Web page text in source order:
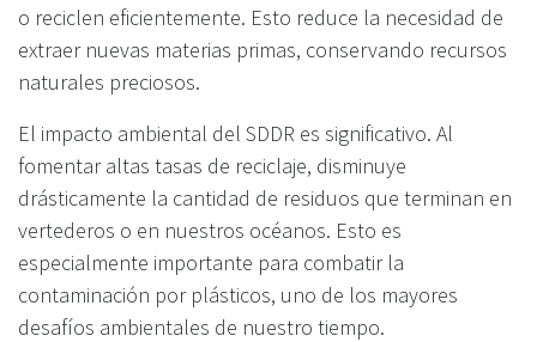
o reciclen eficientemente. Esto reduce la necesidad de
extraer nuevas materias primas, conservando recursos
naturales preciosos.
El impacto ambiental del SDDR es significativo. Al
fomentar altas tasas de reciclaje, disminuye
drásticamente la cantidad de residuos que terminan en
vertederos o en nuestros océanos. Esto es
especialmente importante para combatir la
contaminación por plásticos, uno de los mayores
desafíos ambientales de nuestro tiempo.